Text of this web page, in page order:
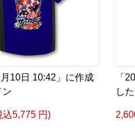
月10日 10:42」に作成
ン
込5,775 円)
「
し